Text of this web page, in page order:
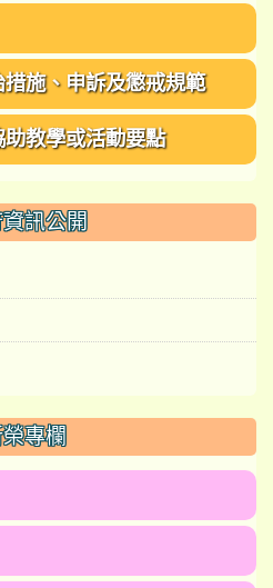
施、申訴及懲戒規範
教學或活動要點
訊公開
專欄